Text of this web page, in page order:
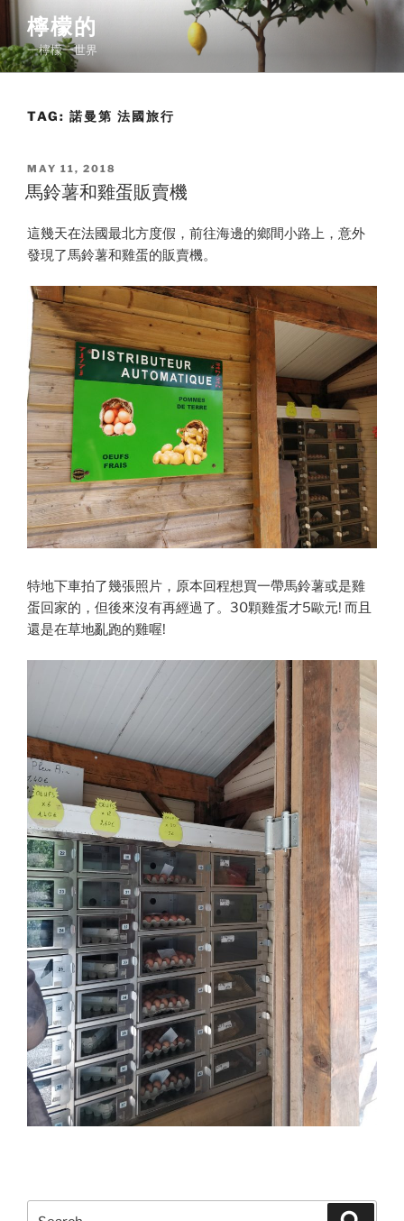
content
檸檬的
一檸檬一世界
TAG: 諾曼第 法國旅行
POSTED
ON
MAY 11, 2018
馬鈴薯和雞蛋販賣機
這幾天在法國最北方度假，前往海邊的鄉間小路上，意外
發現了馬鈴薯和雞蛋的販賣機。
特地下車拍了幾張照片，原本回程想買一帶馬鈴薯或是雞
蛋回家的，但後來沒有再經過了。30顆雞蛋才5歐元! 而且
還是在草地亂跑的雞喔!